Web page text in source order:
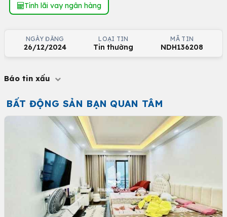
Tính lãi vay ngân hàng
NGÀY ĐĂNG
26/12/2024
LOẠI TIN
Tin thường
MÃ TIN
NDH136208
Báo tin xấu
BẤT ĐỘNG SẢN BẠN QUAN TÂM